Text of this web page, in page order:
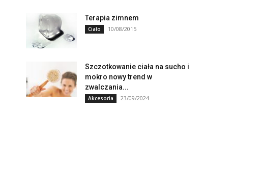
Terapia zimnem
Ciało 10/08/2015
Szczotkowanie ciała na sucho i
mokro nowy trend w
zwalczania...
Akcesoria 23/09/2024